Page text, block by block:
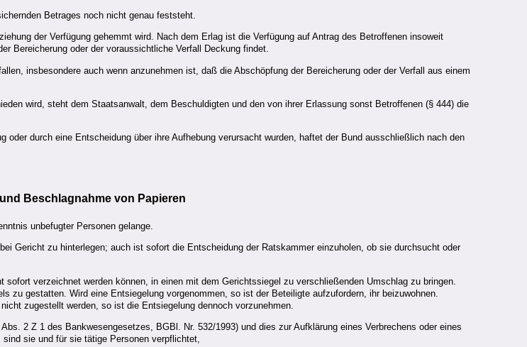
Betrages noch nicht genau feststeht.
der Verfügung gehemmt wird. Nach dem Erlag ist die Verfügung auf Antrag des Betroffenen insoweit
Bereicherung oder der voraussichtliche Verfall Deckung findet.
insbesondere auch wenn anzunehmen ist, daß die Abschöpfung der Bereicherung oder der Verfall aus einem
wird, steht dem Staatsanwalt, dem Beschuldigten und den von ihrer Erlassung sonst Betroffenen (§ 444) die
durch eine Entscheidung über ihre Aufhebung verursacht wurden, haftet der Bund ausschließlich nach den
Beschlagnahme von Papieren
unbefugter Personen gelange.
Gericht zu hinterlegen; auch ist sofort die Entscheidung der Ratskammer einzuholen, ob sie durchsucht oder
verzeichnet werden können, in einen mit dem Gerichtssiegel zu verschließenden Umschlag zu bringen.
gestatten. Wird eine Entsiegelung vorgenommen, so ist der Beteiligte aufzufordern, ihr beizuwohnen.
zugestellt werden, so ist die Entsiegelung dennoch vorzunehmen.
2 Z 1 des Bankwesengesetzes, BGBl. Nr. 532/1993) und dies zur Aufklärung eines Verbrechens oder eines
sie und für sie tätige Personen verpflichtet,